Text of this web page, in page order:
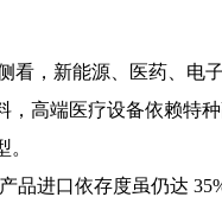
看，新能源、医药、电
，高端医疗设备依赖特
品进口依存度虽仍达